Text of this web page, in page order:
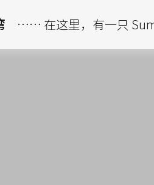
…… 在这里，有一只